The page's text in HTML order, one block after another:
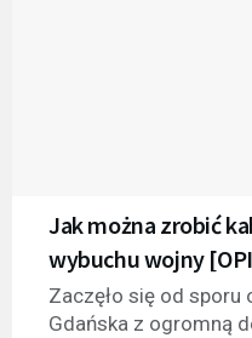
Jak można zrobić
wybuchu wojny
Zaczęło się od sporu
Gdańska z ogromną